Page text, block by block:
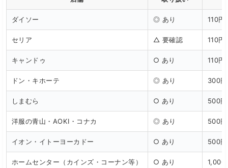
ダイソー ◎ あり 110円
セリア △ 要確認 110円
キャンドゥ ○ あり 110円
ドン・キホーテ ◎ あり 300
しまむら ○ あり 500
洋服の青山・AOKI・コナカ ◎ あり 500
イオン・イトーヨーカドー ○ あり 500
ホームセンター（カインズ・コーナン等） ○ あり 1,000